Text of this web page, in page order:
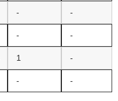
- -
- -
1 -
- -